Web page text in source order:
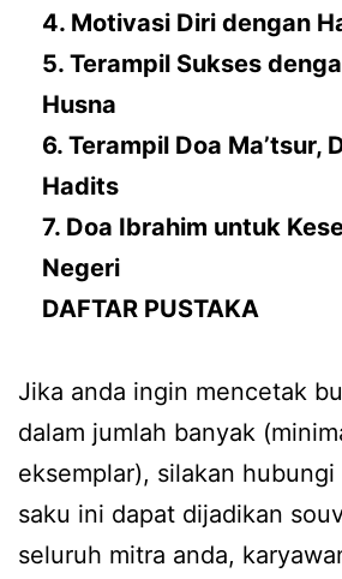
4. Motivasi Diri dengan
5. Terampil Sukses
Husna
6. Terampil Doa Ma’tsur,
Hadits
7. Doa Ibrahim untuk
Negeri
DAFTAR PUSTAKA
Jika anda ingin mencetak
dalam jumlah banyak
eksemplar), silakan hubungi
saku ini dapat dijadikan
seluruh mitra anda,